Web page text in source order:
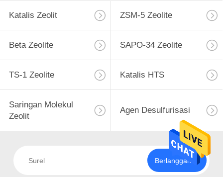
Katalis Zeolit ZSM-5 Zeolite
Beta Zeolite SAPO-34 Zeolite
TS-1 Zeolite Katalis HTS
Saringan Molekul
Zeolit
Agen Desulfurisasi
Berlangganan